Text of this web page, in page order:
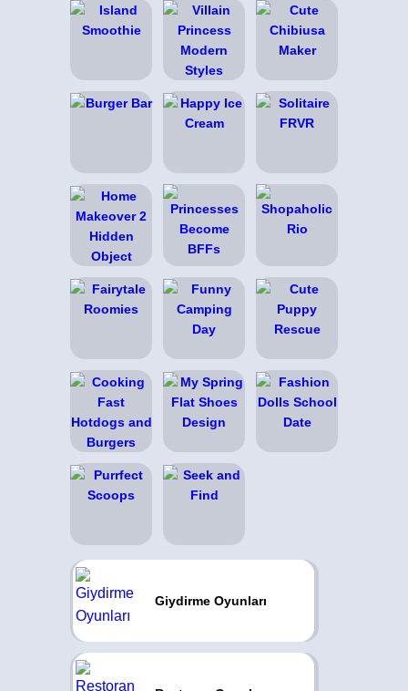
Giydirme Oyunları